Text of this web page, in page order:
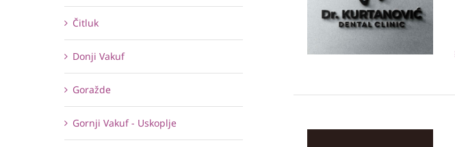
Čitluk
Donji Vakuf
Goražde
Gornji Vakuf - Uskoplje